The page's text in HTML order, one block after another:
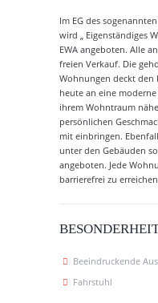
Im EG des
wird „ Eigenständiges
EWA angeboten. Alle
freien Verkauf. Die
Wohnungen deckt
heute an eine
ihrem Wohntraum
persönlichen
mit einbringen.
unter den Gebäuden
angeboten. Jede
barrierefrei zu
Beeindruckende
Fahrstuhl